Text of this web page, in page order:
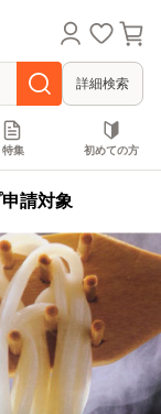
詳細検索
特集 初めての方
請対象